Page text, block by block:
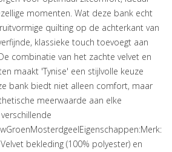
momenten. Wat deze bank echt
quilting op de achterkant van
klassieke touch toevoegt aan
combinatie van het zachte velvet en
maakt 'Tynise' een stijlvolle keuze
bank biedt niet alleen comfort, maar
meerwaarde aan elke
bekleding (100% polyester) en